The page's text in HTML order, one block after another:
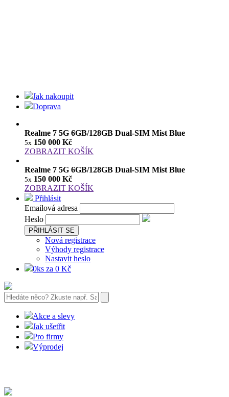
Jak nakoupit
Doprava
Realme 7 5G 6GB/128GB Dual-SIM Mist Blue
5x 150 000 Kč
ZOBRAZIT KOŠÍK
Realme 7 5G 6GB/128GB Dual-SIM Mist Blue
5x 150 000 Kč
ZOBRAZIT KOŠÍK
Přihlásit
Emailová adresa
Heslo
PŘIHLÁSIT SE
Nová registrace
Výhody registrace
Nastavit heslo
0ks za 0 Kč
Akce a slevy
Jak ušetřit
Pro firmy
Výprodej